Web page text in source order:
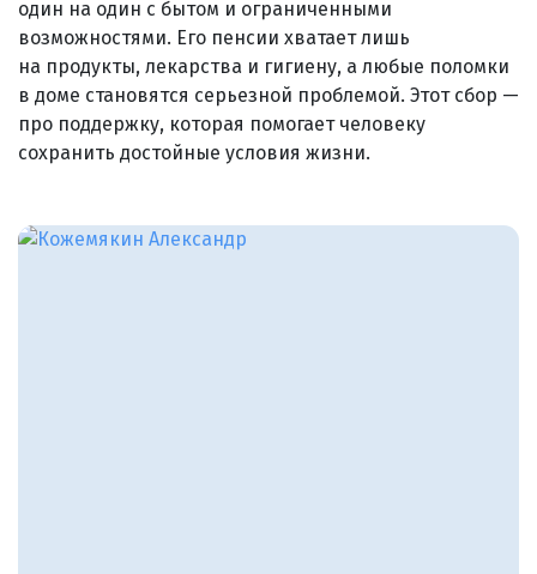
один на один с бытом и ограниченными
возможностями. Его пенсии хватает лишь
на продукты, лекарства и гигиену, а любые поломки
в доме становятся серьезной проблемой. Этот сбор —
про поддержку, которая помогает человеку
сохранить достойные условия жизни.